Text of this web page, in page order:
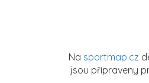
Na sportmap.cz
jsou připraveny